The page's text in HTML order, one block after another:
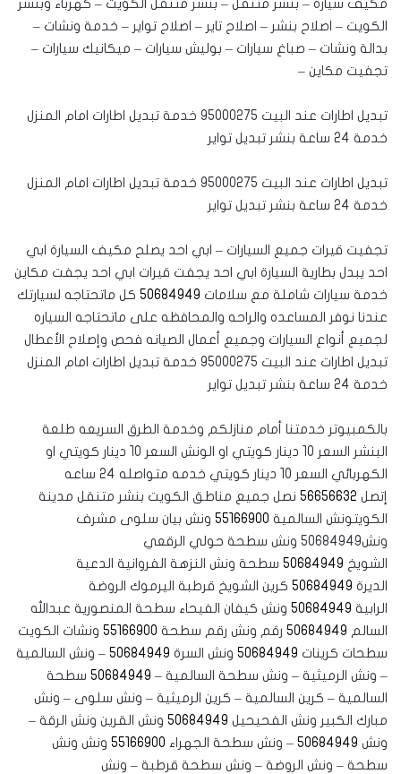
مكيف سيارة – بنشر متنقل – بنشر متنقل الكويت – كهرباء وبنشر
الكويت – اصلاح بنشر – اصلاح تاير – اصلاح تواير – خدمة ونشات –
بدالة ونشات – صباغ سيارات – بوليش سيارات – ميكانيك سيارات –
تجفيت مكاين –
تبديل اطارات عند البيت 95000275 خدمة تبديل اطارات امام المنزل
خدمة 24 ساعة بنشر تبديل تواير
تبديل اطارات عند البيت 95000275 خدمة تبديل اطارات امام المنزل
خدمة 24 ساعة بنشر تبديل تواير
تجفيت قيرات جميع السيارات – ابي احد يصلح مكيف السيارة ابي
احد يبدل بطارية السيارة ابي احد يجفت قيرات ابي احد يجفت مكاين
خدمة سيارات شاملة مع سلامات 50684949 كل ماتحتاجه لسيارتك
عندنا نوفر المساعده والراحه والمحافظه على ماتحتاجه السياره
لجميع أنواع السيارات وجميع أعمال الصيانه فحص وإصلاح الأعطال
تبديل اطارات عند البيت 95000275 خدمة تبديل اطارات امام المنزل
خدمة 24 ساعة بنشر تبديل تواير
بالكمبيوتر خدمتنا أمام منازلكم وخدمة الطرق السريعه طلعة
البنشر السعر 10 دينار كويتي او الونش السعر 10 دينار كويتي او
الكهربائي السعر 10 دينار كويتي خدمه متواصله 24 ساعه
إتصل 56656632 نصل جميع مناطق الكويت بنشر متنقل مدينة
الكويتونش السالمية 55166900 ‏‎ونش بيان سلوى مشرف
ونش50684949 ‏‎ونش سطحة حولي الرقعي
الشويخ 50684949 ‏‎سطحة ونش النزهة الفروانية الدعية
الديرة 50684949 ‏‎كرين الشويخ قرطبة اليرموك الروضة
الرابية 50684949 ‏‎ونش كيفان الفيحاء سطحة المنصورية عبدالله
السالم 50684949 رقم ونش رقم سطحة 55166900 ‏‎ونشات الكويت
سطحات كرينات 50684949
50684949 – ونش السالمية
– ونش الرميثية – ونش سطحة السالمية – 50684949 سطحة
السالمية – كرين السالمية – كرين الرميثية – ونش سلوى – ونش
مبارك الكبير ونش الفحيحيل 50684949 ونش القرين ونش الرقة –
ونش 50684949 – ونش سطحة الجهراء 55166900 ونش ونش
سطحة – ونش الروضة – ونش سطحة قرطبة – ونش